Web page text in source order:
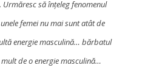
Urmăresc să înțeleg fenomenul
femei nu mai sunt atât de
energie masculină… bărbatul
de o energie masculină…